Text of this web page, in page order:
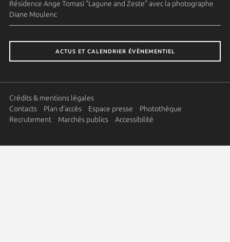
Résidence Ange Tomasi "Lagune and Zeste" avec la photographe
Diane Moulenc
ACTUS ET CALENDRIER ÉVÈNEMENTIEL
Crédits & mentions légales
Contacts
Plan d'accès Espace presse
Photothèque
Recrutement
Marchés publics Accessibilité